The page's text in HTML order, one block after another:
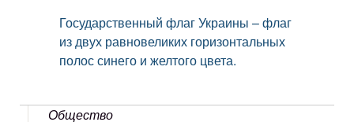
Государственный флаг Украины – флаг
из двух равновеликих горизонтальных
полос синего и желтого цвета.
Общество